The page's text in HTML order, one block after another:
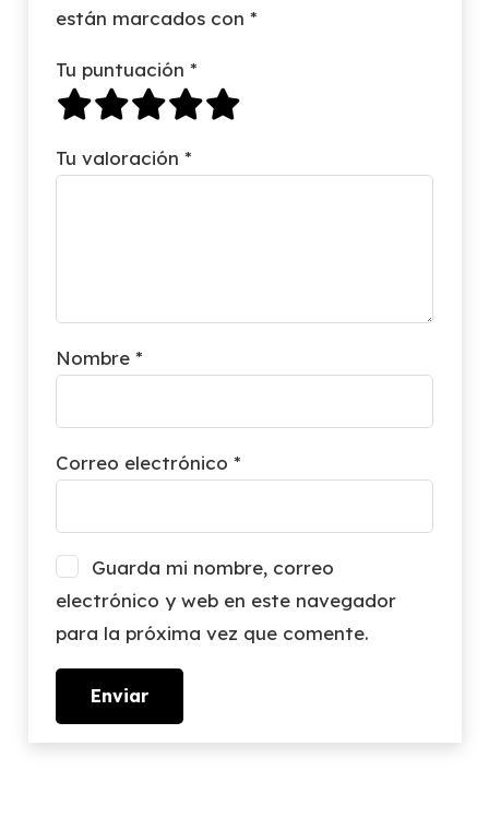
están marcados con *
Tu puntuación *
Tu valoración *
Nombre *
Correo electrónico *
Guarda mi nombre, correo
electrónico y web en este navegador
para la próxima vez que comente.